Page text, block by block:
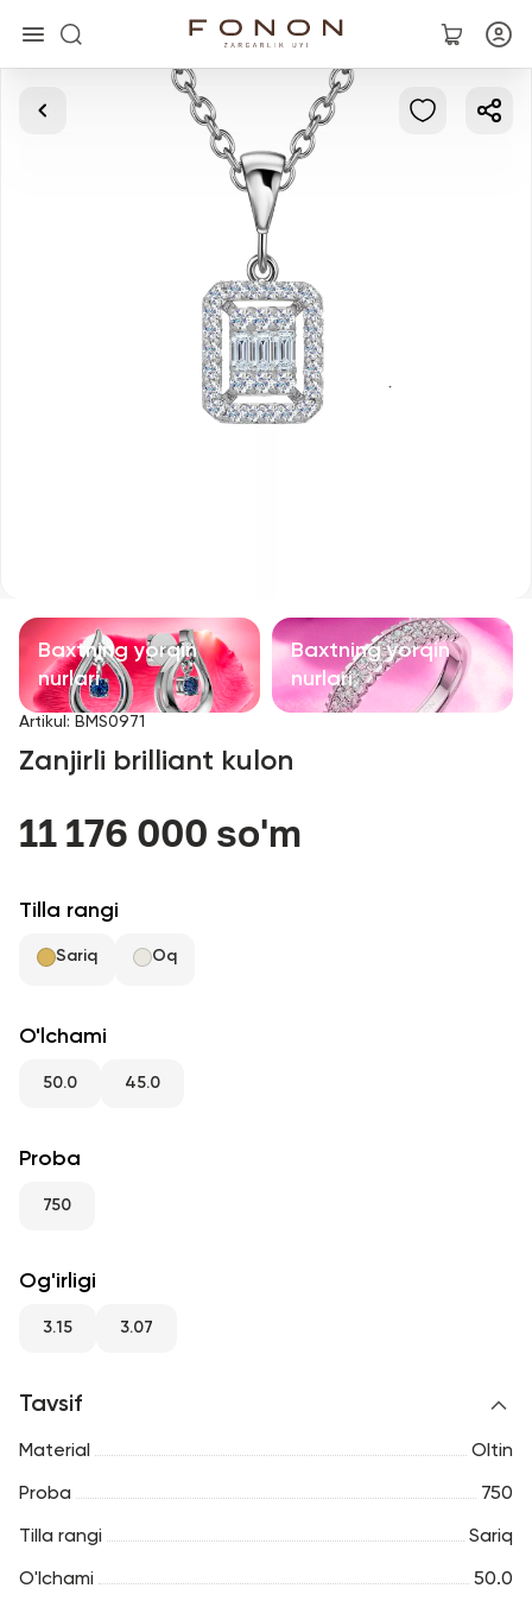
Asosiy
Aksessuarlar
Sevimli
RU
Baxtning yorqin
nurlari
Baxtning yorqin
nurlari
Artikul : BMS0971
Zanjirli brilliant kulon
11 176 000 so'm
Tilla rangi
Sariq Oq
O'lchami
50.0 45.0
Proba
750
Og'irligi
3.15 3.07
Tavsif
Material Oltin
Proba 750
Tilla rangi Sariq
O'lchami 50.0